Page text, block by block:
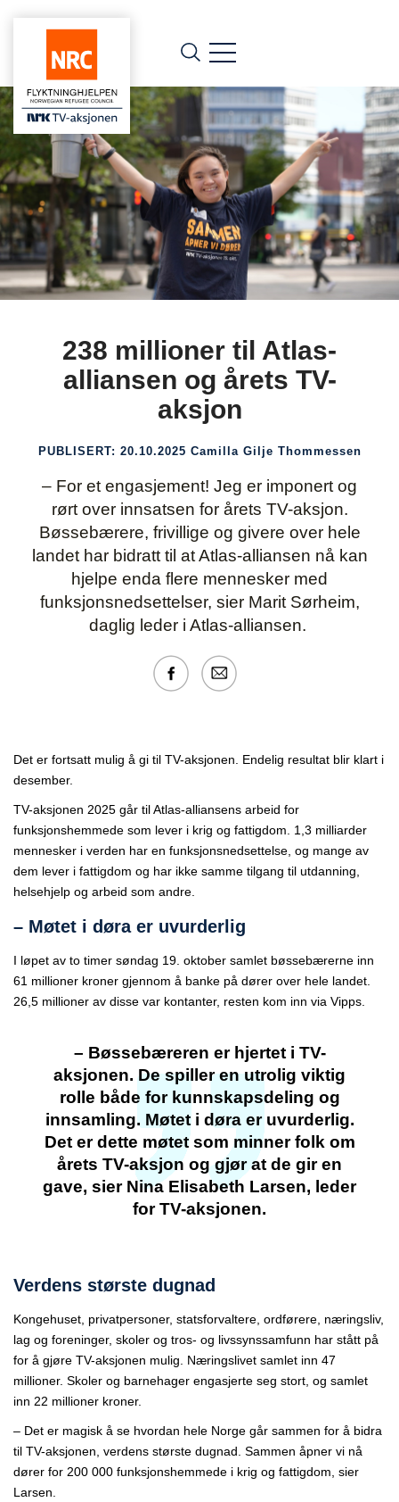
238 millioner til Atlas-
alliansen og årets TV-
aksjon
PUBLISERT: 20.10.2025 Camilla Gilje Thommessen
– For et engasjement! Jeg er imponert og
rørt over innsatsen for årets TV-aksjon.
Bøssebærere, frivillige og givere over hele
landet har bidratt til at Atlas-alliansen nå kan
hjelpe enda flere mennesker med
funksjonsnedsettelser, sier Marit Sørheim,
daglig leder i Atlas-alliansen.
Det er fortsatt mulig å gi til TV-aksjonen. Endelig resultat blir klart i
desember.
TV-aksjonen 2025 går til Atlas-alliansens arbeid for
funksjonshemmede som lever i krig og fattigdom. 1,3 milliarder
mennesker i verden har en funksjonsnedsettelse, og mange av
dem lever i fattigdom og har ikke samme tilgang til utdanning,
helsehjelp og arbeid som andre.
– Møtet i døra er uvurderlig
I løpet av to timer søndag 19. oktober samlet bøssebærerne inn
61 millioner kroner gjennom å banke på dører over hele landet.
26,5 millioner av disse var kontanter, resten kom inn via Vipps.
– Bøssebæreren er hjertet i TV-
aksjonen. De spiller en utrolig viktig
rolle både for kunnskapsdeling og
innsamling. Møtet i døra er uvurderlig.
Det er dette møtet som minner folk om
årets TV-aksjon og gjør at de gir en
gave, sier Nina Elisabeth Larsen, leder
for TV-aksjonen.
Verdens største dugnad
Kongehuset, privatpersoner, statsforvaltere, ordførere, næringsliv,
lag og foreninger, skoler og tros- og livssynssamfunn har stått på
for å gjøre TV-aksjonen mulig. Næringslivet samlet inn 47
millioner. Skoler og barnehager engasjerte seg stort, og samlet
inn 22 millioner kroner.
– Det er magisk å se hvordan hele Norge går sammen for å bidra
til TV-aksjonen, verdens største dugnad. Sammen åpner vi nå
dører for 200 000 funksjonshemmede i krig og fattigdom, sier
Larsen.